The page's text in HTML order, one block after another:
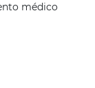
médico